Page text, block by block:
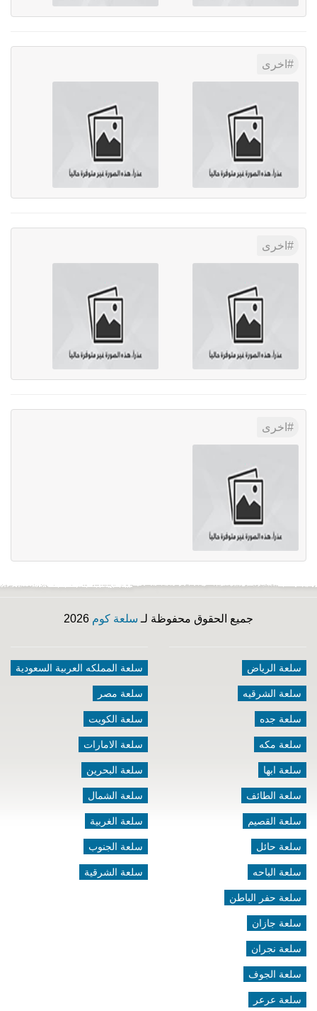
اخرى
اخرى
اخرى
جميع الحقوق محفوظة لـ سلعة كوم
سلعة الرياض
سلعة الشرقيه
سلعة جده
سلعة مكه
سلعة ابها
سلعة الطائف
سلعة القصيم
سلعة حائل
سلعة الباحه
سلعة حفر الباطن
سلعة جازان
سلعة نجران
سلعة الجوف
سلعة عرعر
سلعة المملكه العربية السعودية
سلعة مصر
سلعة الكويت
سلعة الامارات
سلعة البحرين
سلعة الشمال
سلعة الغربية
سلعة الجنوب
سلعة الشرقية